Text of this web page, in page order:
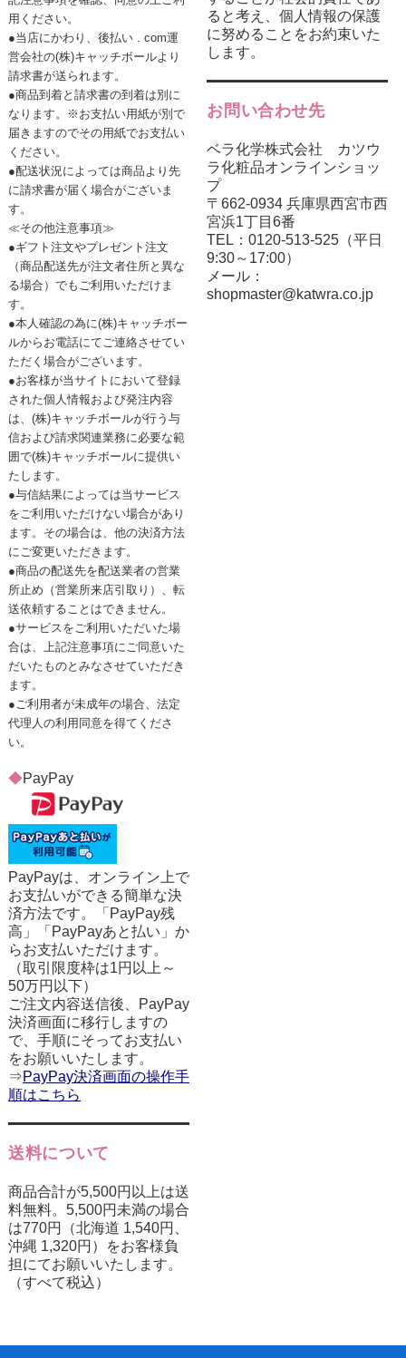
用ください。
●当店にかわり、後払い . com運
営会社の(株)キャッチボールより
請求書が送られます。
●商品到着と請求書の到着は別に
なります。※お支払い用紙が別で
届きますのでその用紙でお支払い
ください。
●配送状況によっては商品より先
に請求書が届く場合がございま
す。
≪その他注意事項≫
●ギフト注文やプレゼント注文
（商品配送先が注文者住所と異な
る場合）でもご利用いただけま
す。
●本人確認の為に(株)キャッチボー
ルからお電話にてご連絡させてい
ただく場合がございます。
●お客様が当サイトにおいて登録
された個人情報および発注内容
は、(株)キャッチボールが行う与
信および請求関連業務に必要な範
囲で(株)キャッチボールに提供い
たします。
●与信結果によっては当サービス
をご利用いただけない場合があり
ます。その場合は、他の決済方法
にご変更いただきます。
●商品の配送先を配送業者の営業
所止め（営業所来店引取り）、転
送依頼することはできません。
●サービスをご利用いただいた場
合は、上記注意事項にご同意いた
だいたものとみなさせていただき
ます。
●ご利用者が未成年の場合、法定
代理人の利用同意を得てくださ
い。
◆PayPay
PayPayは、オンライン上で
お支払いができる簡単な決
済方法です。「PayPay残
高」「PayPayあと払い」か
らお支払いただけます。
（取引限度枠は1円以上～
50万円以下）
ご注文内容送信後、PayPay
決済画面に移行しますの
で、手順にそってお支払い
をお願いいたします。
⇒PayPay決済画面の操作手
順はこちら
送料について
商品合計が5,500円以上は送
料無料。5,500円未満の場合
は770円（北海道 1,540円、
沖縄 1,320円）をお客様負
担にてお願いいたします。
（すべて税込）
ると考え、個人情報の保護
に努めることをお約束いた
します。
お問い合わせ先
ベラ化学株式会社 カツウ
ラ化粧品オンラインショッ
プ
〒662-0934 兵庫県西宮市西
宮浜1丁目6番
TEL：0120-513-525（平日
9:30～17:00）
メール：
shopmaster@katwra.co.jp